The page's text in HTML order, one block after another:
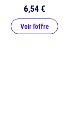
6,54 €
Voir l'offre